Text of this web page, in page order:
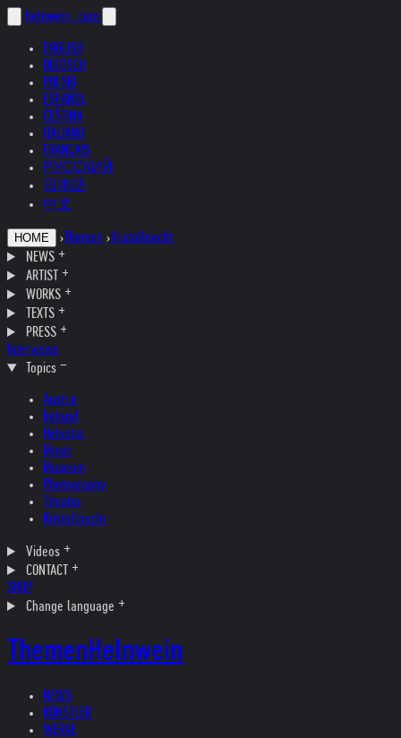
helnwein .com
ENGLISH
DEUTSCH
POLSKI
ESPAÑOL
ČEŠTINA
ITALIANO
FRANÇAIS
РУССКИЙ
日本語
中文
HOME › Themen ›Kristallnacht
NEWS
ARTIST
WORKS
TEXTS
PRESS
Interviews
Topics
Austria
Ireland
Helvetia
Music
Museum
Photography
Theater
Kristallnacht
Videos
CONTACT
SHOP
Change language
ThemenHelnwein
NEWS
KÜNSTLER
WERKE